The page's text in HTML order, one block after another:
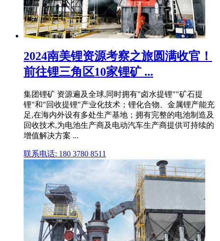
2024南美锂资源考察之旅圆满收官！
前往锂三角区10家锂矿 ...
集团锂矿 资源遍及全球,同时拥有"卤水提锂""矿石提
锂"和"回收提锂"产业化技术；锂化合物、金属锂产能充
足,在海内外设有多处生产基地；拥有完整的电池制造及
回收技术,为电池生产商及电动汽车生产商提供可持续的
增值解决方案 ...
联系电话: 180 3780 8511